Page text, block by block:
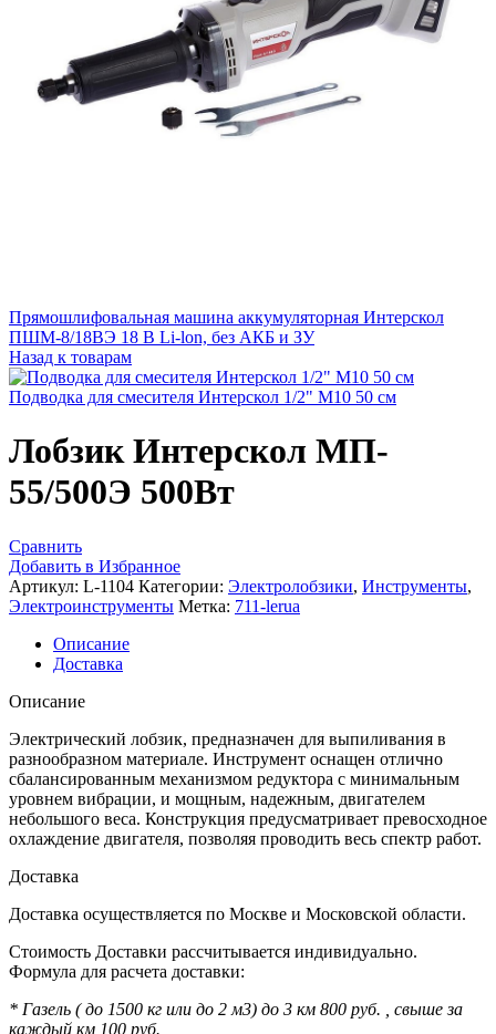
Прямошлифовальная машина аккумуляторная Интерскол
ПШМ-8/18ВЭ 18 В Li-lon, без АКБ и ЗУ
Назад к товарам
Подводка для смесителя Интерскол 1/2" М10 50 см
Лобзик Интерскол МП-
55/500Э 500Вт
Сравнить
Добавить в Избранное
Артикул: L-1104 Категории: Электролобзики, Инструменты,
Электроинструменты Метка: 711-lerua
Описание
Доставка
Описание
Электрический лобзик, предназначен для выпиливания в
разнообразном материале. Инструмент оснащен отлично
сбалансированным механизмом редуктора с минимальным
уровнем вибрации, и мощным, надежным, двигателем
небольшого веса. Конструкция предусматривает превосходное
охлаждение двигателя, позволяя проводить весь спектр работ.
Доставка
Доставка осуществляется по Москве и Московской области.
Стоимость Доставки рассчитывается индивидуально.
Формула для расчета доставки:
* Газель ( до 1500 кг или до 2 м3) до 3 км 800 руб. , свыше за
каждый км 100 руб.